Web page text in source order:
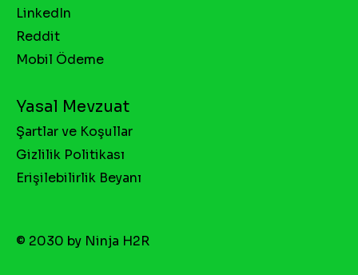
Yasal Mevzuat
Şartlar ve Koşullar
Gizlilik Politikası
Erişilebilirlik Beyanı
LinkedIn
Reddit
Mobil Ödeme
© 2030 by Ninja H2R